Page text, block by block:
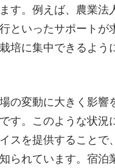
す。例えば、農業法
いったサポートが
培に集中できるよう
の変動に大きく影響
す。このような状況
スを提供することで
られています。宿泊